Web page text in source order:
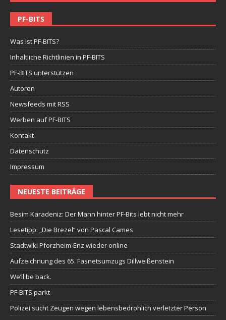
PF-BITS
Was ist PF-BITS?
Inhaltliche Richtlinien in PF-BITS
PF-BITS unterstützen
Autoren
Newsfeeds mit RSS
Werben auf PF-BITS
Kontakt
Datenschutz
Impressum
NEUESTE BEITRÄGE
Besim Karadeniz: Der Mann hinter PF-Bits lebt nicht mehr
Lesetipp: „Die Brezel“ von Pascal Cames
Stadtwiki Pforzheim-Enz wieder online
Aufzeichnung des 65. Fasnetsumzugs Dillweißenstein
We’ll be back.
PF-BITS parkt
Polizei sucht Zeugen wegen lebensbedrohlich verletzter Person